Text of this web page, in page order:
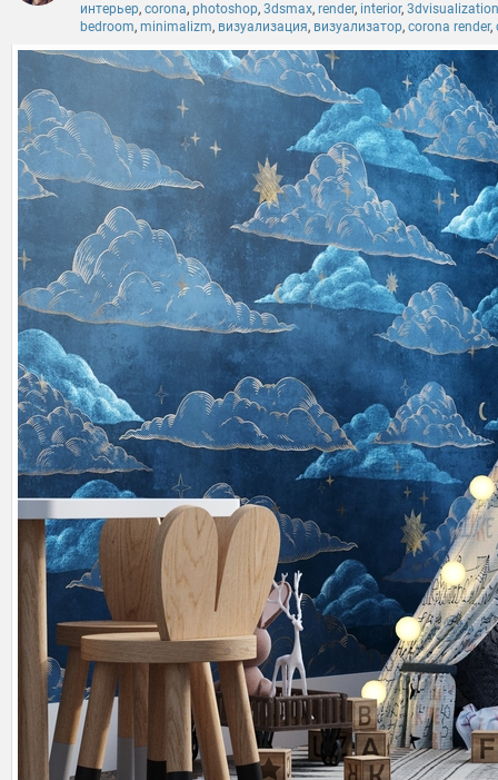
интерьер, corona, photoshop, 3dsmax, render, interior, 3dvisualization
bedroom, minimalizm, визуализация, визуализатор, corona render,